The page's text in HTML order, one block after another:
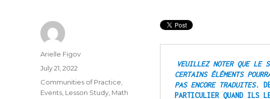
VEUILLEZ NOTER QUE LE
CERTAINS ÉLÉMENTS
PAS ENCORE TRADUITES.
PARTICULIER QUAND ILS
Author
Arielle Figov
Posted
July 21, 2022
Categories
Communities of Practice
Events Lesson Study Math